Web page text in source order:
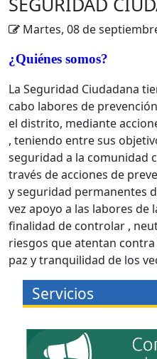
Martes, 08 de
¿Quiénes somos?
La Seguridad Ciudadana
cabo labores de
el distrito, mediante
, teniendo entre sus
seguridad a la comunidad
través de acciones de
y seguridad permanentes
vez apoyo a las labores de
finalidad de controlar ,
riesgos que atentan
paz y tranquilidad de los
Servicios